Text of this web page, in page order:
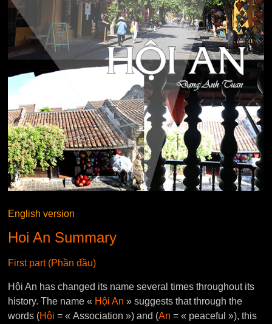
English version
Hoi An Summary
First part (Phần đầu)
Hội An has changed its name several times throughout its
history. The name « Hội An » suggests that through the
words (Hội = « Association ») and (An = « peaceful »), this